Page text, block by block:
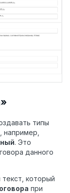
типы
например,
. Это
данного
текст, который
при